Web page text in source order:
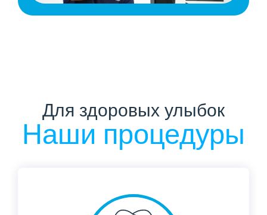
Для здоровых улыбок
Наши процедуры